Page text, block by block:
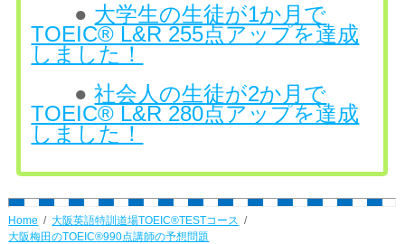
● 大学生の生徒が1か月で
TOEIC® L&R 255点アップを達成
しました！
●社会人の生徒が2か月で
TOEIC® L&R 280点アップを達成
しました！
Home
大阪英語特訓道場TOEIC®TESTコース
大阪梅田のTOEIC®990点講師の予想問題